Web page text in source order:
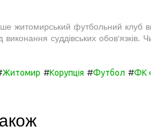
житомирський футбольний клуб
суддівських
Житомир #Корупція #Футбол #ФК